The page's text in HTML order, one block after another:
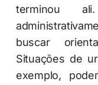
terminou
buscar
Situações de
exemplo,